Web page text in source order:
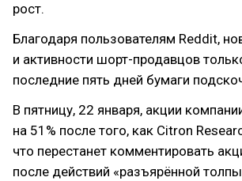
рост.
Благодаря пользователям Reddit,
и активности шорт-продавцов
последние пять дней бумаги
В пятницу, 22 января, акции
на 51% после того, как Citron
что перестанет комментировать
после действий «разъярённой